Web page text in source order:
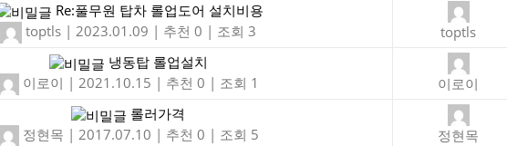
Re:풀무원 탑차 롤업도어 설치비용
toptls | 2023.01.09 | 추천 0 | 조회 3 toptls
냉동탑 롤업설치
이로이 | 2021.10.15 | 추천 0 | 조회 1 이로이
롤러가격
정현목 | 2017.07.10 | 추천 0 | 조회 5 정현목